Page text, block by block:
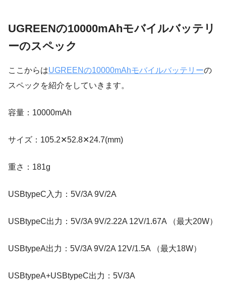
UGREENの10000mAhモバイルバッテリ
ーのスペック
ここからはUGREENの10000mAhモバイルバッテリーの
スペックを紹介をしていきます。
容量：10000mAh
サイズ：105.2✕52.8✕24.7(mm)
重さ：181g
USBtypeC入力：5V/3A 9V/2A
USBtypeC出力：5V/3A 9V/2.22A 12V/1.67A （最大20W）
USBtypeA出力：5V/3A 9V/2A 12V/1.5A （最大18W）
USBtypeA+USBtypeC出力：5V/3A